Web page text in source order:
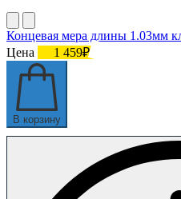
Концевая мера длины 1.03мм
Цена
1 459₽
В корзину